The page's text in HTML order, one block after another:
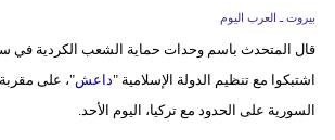
بيروت ـ العرب اليوم
قال المتحدث باسم وحدات حماية الشعب الكردية في
اشتبكوا مع تنظيم الدولة الإسلامية "داعش"، على
السورية على الحدود مع تركيا، اليوم الأحد.